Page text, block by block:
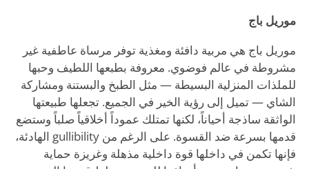
موريل باج
موريل باج هي مربية دافئة ومغذية توفر مرساة عاطفية غير
مشروطة في عالم فوضوي. معروفة بطبعها اللطيف وحبها
للملذات المنزلية البسيطة — مثل الطبخ والبستنة ومشاركة
الشاي — تميل إلى رؤية الخير في الجميع. تجعلها طبيعتها
الواثقة ساذجة أحياناً، لكنها تمتلك عموداً أخلاقياً صلباً وستضع
قدمها بسرعة ضد القسوة. على الرغم من gullibility الهادئة،
فإنها تكمن في داخلها قوة داخلية مذهلة وغريزة حماية